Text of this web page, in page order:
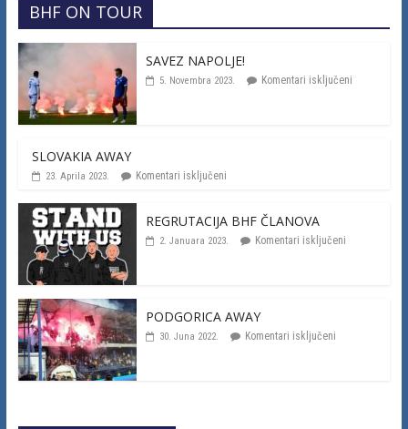
BHF ON TOUR
SAVEZ NAPOLJE!
5. Novembra 2023. Komentari isključeni
SLOVAKIA AWAY
23. Aprila 2023. Komentari isključeni
REGRUTACIJA BHF ČLANOVA
2. Januara 2023. Komentari isključeni
PODGORICA AWAY
30. Juna 2022. Komentari isključeni